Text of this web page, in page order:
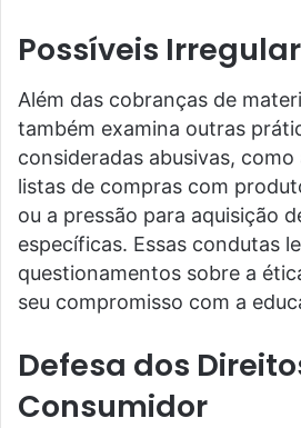
Possíveis
Além das cobranças de
também examina outras
consideradas abusivas,
listas de compras com
ou a pressão para aquisição
específicas. Essas condutas
questionamentos sobre a
seu compromisso com a
Defesa dos
Consumidor